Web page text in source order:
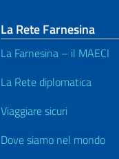
La Rete Farnesina
La Farnesina – il MAECI
La Rete diplomatica
Viaggiare sicuri
Dove siamo nel mondo